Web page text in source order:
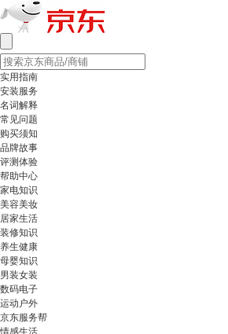
实用指南
安装服务
名词解释
常见问题
购买须知
品牌故事
评测体验
帮助中心
家电知识
美容美妆
居家生活
装修知识
养生健康
母婴知识
男装女装
数码电子
运动户外
京东服务帮
情感生活